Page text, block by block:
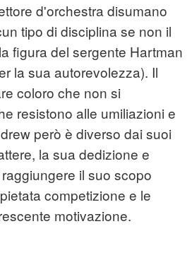
d'orchestra disumano
tipo di disciplina se non il
figura del sergente Hartman
la sua autorevolezza). Il
coloro che non si
resistono alle umiliazioni e
però è diverso dai suoi
la sua dedizione e
il suo scopo
competizione e le
motivazione.